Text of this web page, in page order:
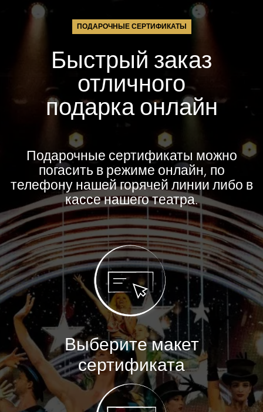
ПОДАРОЧНЫЕ СЕРТИФИКАТЫ
Быстрый заказ
отличного
подарка онлайн
Подарочные сертификаты можно
погасить в режиме онлайн, по
телефону нашей горячей линии либо в
кассе нашего театра.
Выберите макет
сертификата